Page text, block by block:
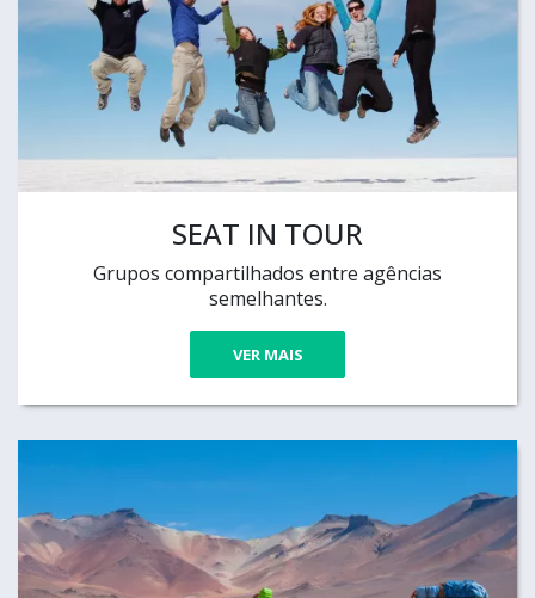
SEAT IN TOUR
Grupos compartilhados entre agências
semelhantes.
VER MAIS